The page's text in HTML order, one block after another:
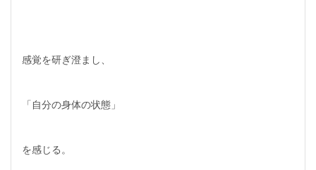
感覚を研ぎ澄まし、
「自分の身体の状態」
を感じる。